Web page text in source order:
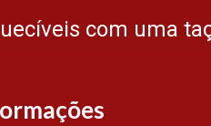
com uma